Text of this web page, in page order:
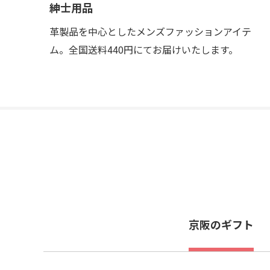
紳士用品
革製品を中心としたメンズファッションアイテ
ム。全国送料440円にてお届けいたします。
京阪のギフト